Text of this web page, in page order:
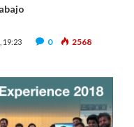
19:23 0 2568